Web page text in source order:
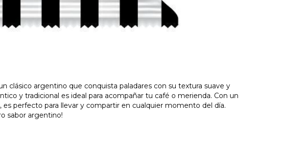
clásico argentino que conquista paladares con su textura suave y
y tradicional es ideal para acompañar tu café o merienda. Con un
perfecto para llevar y compartir en cualquier momento del día.
sabor argentino!